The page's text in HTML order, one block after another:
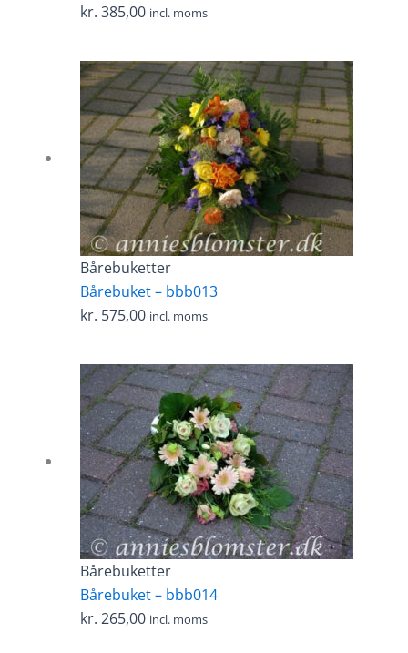
kr. 385,00 incl. moms
Bårebuketter
Bårebuket – bbb013
kr. 575,00 incl. moms
Bårebuketter
Bårebuket – bbb014
kr. 265,00 incl. moms